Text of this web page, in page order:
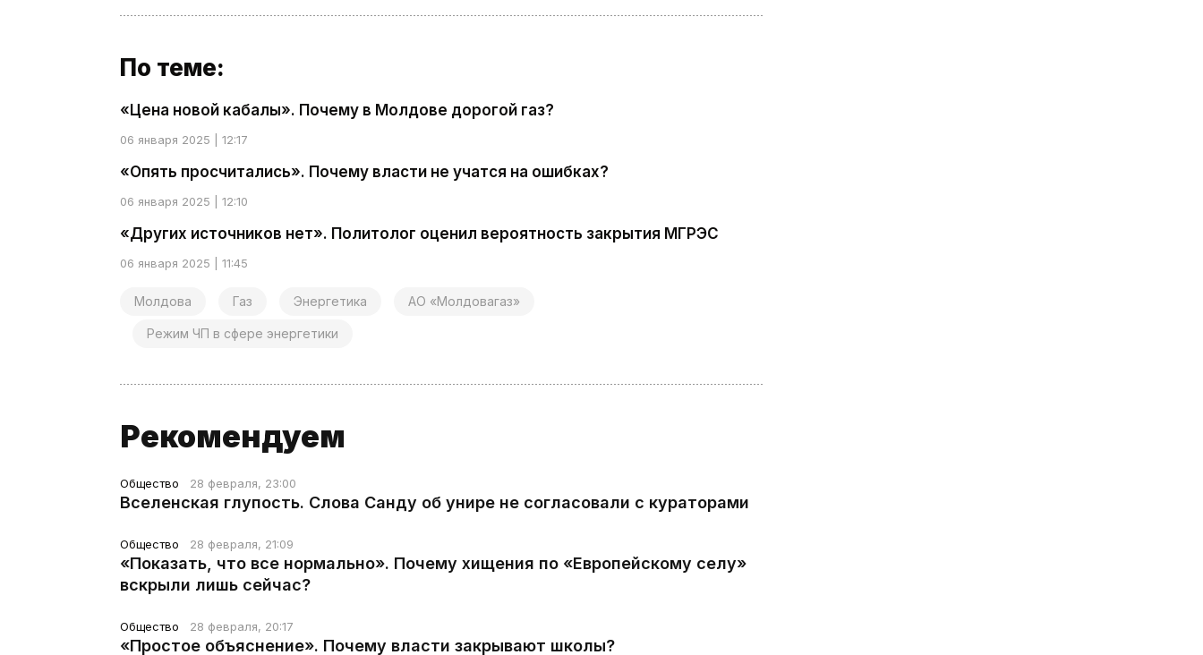
По теме:
«Цена новой кабалы». Почему в Молдове дорогой газ?
06 января 2025 | 12:17
«Опять просчитались». Почему власти не учатся на ошибках?
06 января 2025 | 12:10
«Других источников нет». Политолог оценил вероятность закрытия МГРЭС
06 января 2025 | 11:45
Молдова Газ Энергетика АО «Молдовагаз»
Режим ЧП в сфере энергетики
Рекомендуем
Общество 28 февраля, 23:00
Вселенская глупость. Слова Санду об унире не согласовали с кураторами
Общество 28 февраля, 21:09
«Показать, что все нормально». Почему хищения по «Европейскому селу»
вскрыли лишь сейчас?
Общество 28 февраля, 20:17
«Простое объяснение». Почему власти закрывают школы?